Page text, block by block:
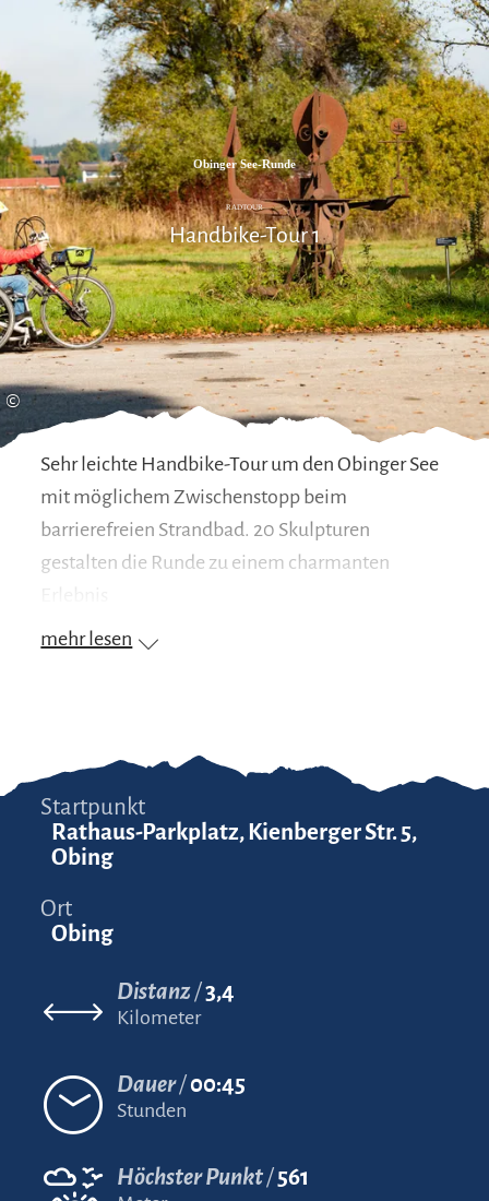
Zum
Inhalt
Zur
Suche
Zum
Footer
©
Obinger See-Runde
RADTOUR
Handbike-Tour 1
Sehr leichte Handbike-Tour um den Obinger See
mit möglichem Zwischenstopp beim
barrierefreien Strandbad. 20 Skulpturen
gestalten die Runde zu einem charmanten
mehr lesen
Startpunkt
Rathaus-Parkplatz, Kienberger Str. 5,
Obing
Ort
Obing
Distanz 3,4
Kilometer
Dauer 00:45
Stunden
Höchster Punkt 561